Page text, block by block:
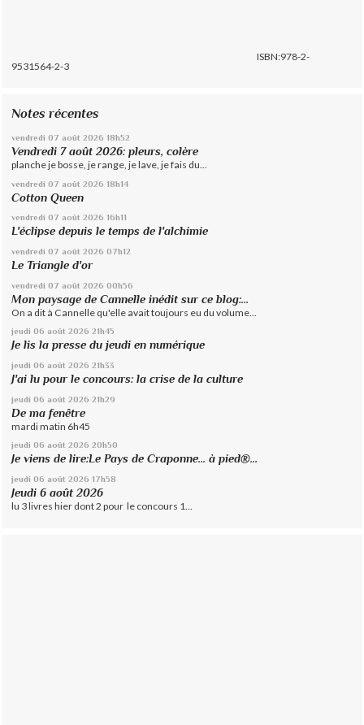
ISBN:978-2-
9531564-2-3
Notes récentes
vendredi 07 août 2026 18h52
Vendredi 7 août 2026: pleurs, colère
planche je bosse, je range, je lave, je fais du...
vendredi 07 août 2026 18h14
Cotton Queen
vendredi 07 août 2026 16h11
L'éclipse depuis le temps de l'alchimie
vendredi 07 août 2026 07h12
Le Triangle d'or
vendredi 07 août 2026 00h56
Mon paysage de Cannelle inédit sur ce blog:...
On a dit à Cannelle qu'elle avait toujours eu du volume...
jeudi 06 août 2026 21h45
Je lis la presse du jeudi en numérique
jeudi 06 août 2026 21h33
J'ai lu pour le concours: la crise de la culture
jeudi 06 août 2026 21h29
De ma fenêtre
mardi matin 6h45
jeudi 06 août 2026 20h50
Je viens de lire:Le Pays de Craponne... à pied®...
jeudi 06 août 2026 17h58
Jeudi 6 août 2026
lu 3 livres hier dont 2 pour le concours 1...